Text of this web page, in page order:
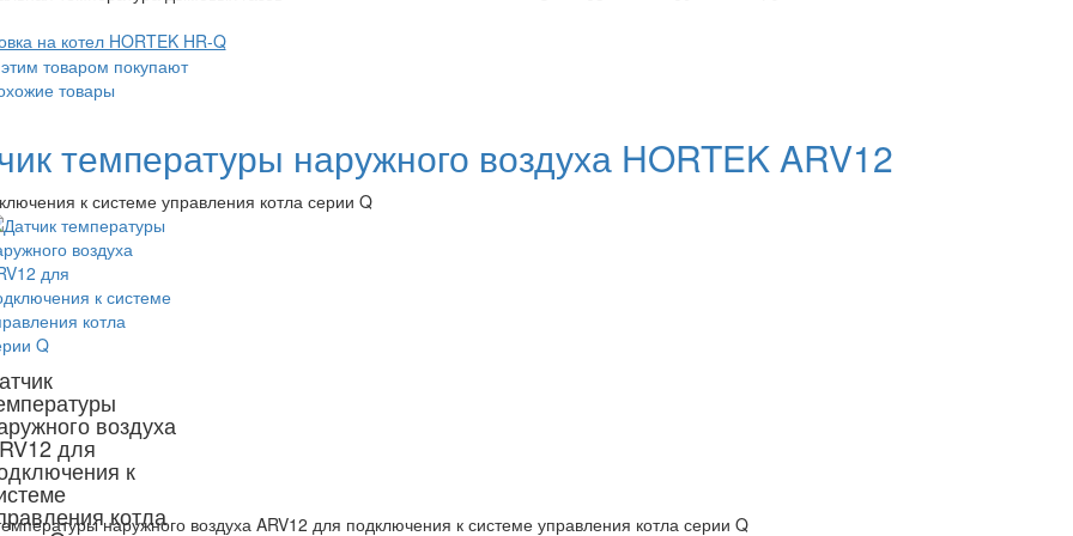
на котел HORTEK HR-Q
товаром покупают
товары
температуры наружного воздуха HORTEK ARV12
к системе управления котла серии Q
воздуха
для
к
котла
наружного воздуха ARV12 для подключения к системе управления котла серии Q